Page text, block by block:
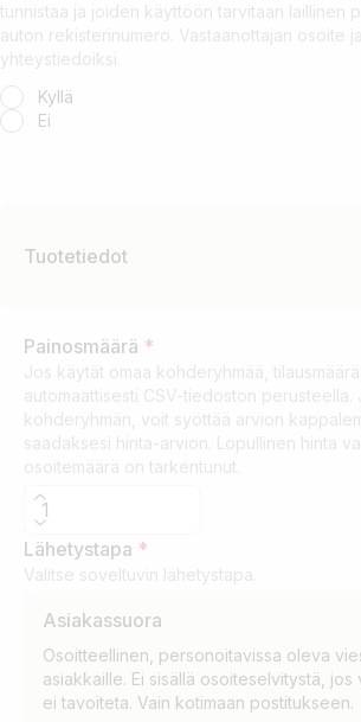
tunnistaa ja joiden käyttöön tarvitaan laillinen
auton rekisterinumero. Vastaanottajan osoite
yhteystiedoiksi.
Kyllä
Ei
Tuotetiedot
Painosmäärä *
Jos käytät omaa kohderyhmää,
automaattisesti CSV-tiedoston perusteella.
kohderyhmän, voit syöttää arvion
saadaksesi hinta-arvion. Lopullinen hinta
osoitemäärä on tarkentunut.
Lähetystapa *
Valitse soveltuvin lähetystapa.
Asiakassuora
Osoitteellinen, personoitavissa oleva
asiakkaille. Ei sisällä osoiteselvitystä, jos
ei tavoiteta. Vain kotimaan postitukseen.